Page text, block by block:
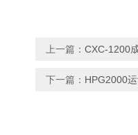
上一篇： CXC-1200
下一篇： HPG2000